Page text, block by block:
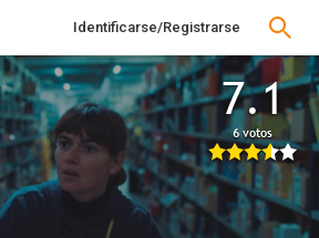
Identificarse/Registrarse
7.1
6 votos